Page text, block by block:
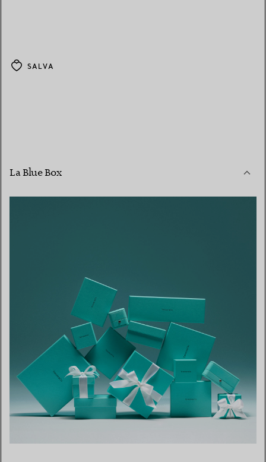
SALVA
La Blue Box